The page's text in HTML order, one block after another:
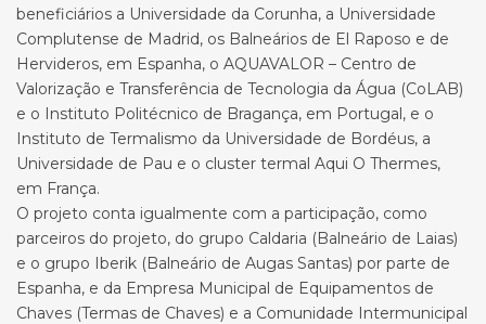
beneficiários a Universidade da Corunha, a Universidade
Complutense de Madrid, os Balneários de El Raposo e de
Hervideros, em Espanha, o AQUAVALOR – Centro de
Valorização e Transferência de Tecnologia da Água (CoLAB)
e o Instituto Politécnico de Bragança, em Portugal, e o
Instituto de Termalismo da Universidade de Bordéus, a
Universidade de Pau e o cluster termal Aqui O Thermes,
em França.
O projeto conta igualmente com a participação, como
parceiros do projeto, do grupo Caldaria (Balneário de Laias)
e o grupo Iberik (Balneário de Augas Santas) por parte de
Espanha, e da Empresa Municipal de Equipamentos de
Chaves (Termas de Chaves) e a Comunidade Intermunicipal